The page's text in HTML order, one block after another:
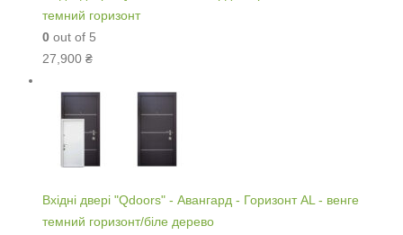
темний горизонт
0 out of 5
27,900 ₴
Вхідні двері "Qdoors" - Авангард - Горизонт AL - венге
темний горизонт/біле дерево